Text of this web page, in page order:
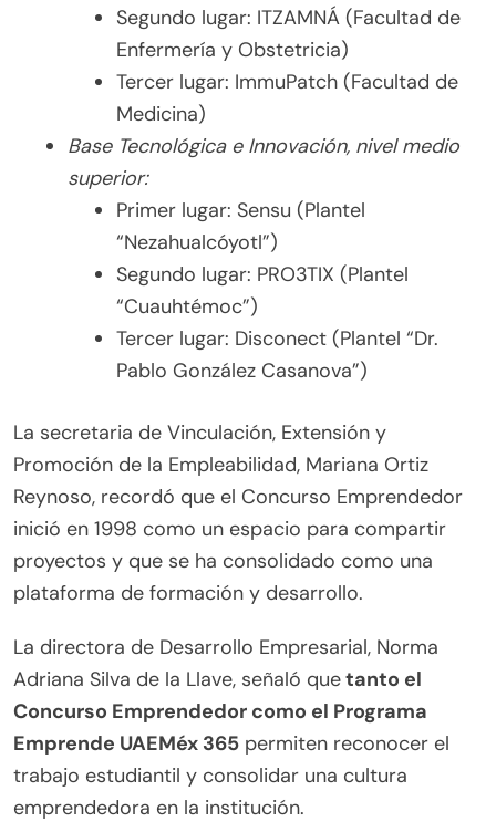
Segundo lugar: ITZAMNÁ (Facultad de
Enfermería y Obstetricia)
Tercer lugar: ImmuPatch (Facultad de
Medicina)
Base Tecnológica e Innovación, nivel medio
superior:
Primer lugar: Sensu (Plantel
“Nezahualcóyotl”)
Segundo lugar: PRO3TIX (Plantel
“Cuauhtémoc”)
Tercer lugar: Disconect (Plantel “Dr.
Pablo González Casanova”)
La secretaria de Vinculación, Extensión y
Promoción de la Empleabilidad, Mariana Ortiz
Reynoso, recordó que el Concurso Emprendedor
inició en 1998 como un espacio para compartir
proyectos y que se ha consolidado como una
plataforma de formación y desarrollo.
La directora de Desarrollo Empresarial, Norma
Adriana Silva de la Llave, señaló quetanto el
Concurso Emprendedor como el Programa
Emprende UAEMéx 365 permiten reconocer el
trabajo estudiantil y consolidar una cultura
emprendedora en la institución.